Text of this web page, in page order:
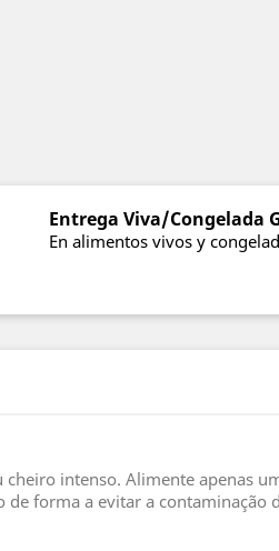
Entrega Viva/Congelada
En alimentos vivos y
cheiro intenso. Alimente apenas
forma a evitar a contaminação